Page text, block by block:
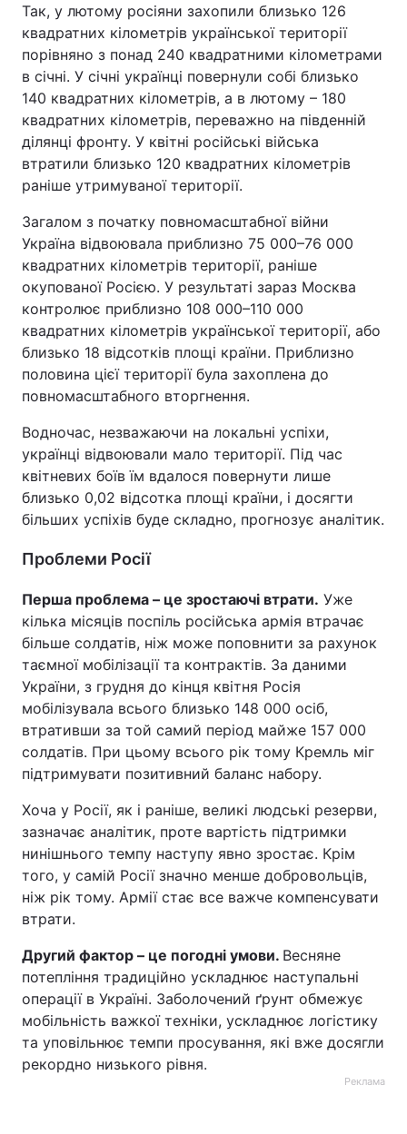
Так, у лютому росіяни захопили близько 126
квадратних кілометрів української території
порівняно з понад 240 квадратними кілометрами
в січні. У січні українці повернули собі близько
140 квадратних кілометрів, а в лютому – 180
квадратних кілометрів, переважно на південній
ділянці фронту. У квітні російські війська
втратили близько 120 квадратних кілометрів
раніше утримуваної території.
Загалом з початку повномасштабної війни
Україна відвоювала приблизно 75 000–76 000
квадратних кілометрів території, раніше
окупованої Росією. У результаті зараз Москва
контролює приблизно 108 000–110 000
квадратних кілометрів української території, або
близько 18 відсотків площі країни. Приблизно
половина цієї території була захоплена до
повномасштабного вторгнення.
Водночас, незважаючи на локальні успіхи,
українці відвоювали мало території. Під час
квітневих боїв їм вдалося повернути лише
близько 0,02 відсотка площі країни, і досягти
більших успіхів буде складно, прогнозує аналітик.
Проблеми Росії
Перша проблема – це зростаючі втрати. Уже
кілька місяців поспіль російська армія втрачає
більше солдатів, ніж може поповнити за рахунок
таємної мобілізації та контрактів. За даними
України, з грудня до кінця квітня Росія
мобілізувала всього близько 148 000 осіб,
втративши за той самий період майже 157 000
солдатів. При цьому всього рік тому Кремль міг
підтримувати позитивний баланс набору.
Хоча у Росії, як і раніше, великі людські резерви,
зазначає аналітик, проте вартість підтримки
нинішнього темпу наступу явно зростає. Крім
того, у самій Росії значно менше добровольців,
ніж рік тому. Армії стає все важче компенсувати
втрати.
Другий фактор – це погодні умови. Весняне
потепління традиційно ускладнює наступальні
операції в Україні. Заболочений ґрунт обмежує
мобільність важкої техніки, ускладнює логістику
та уповільнює темпи просування, які вже досягли
рекордно низького рівня.
Реклама